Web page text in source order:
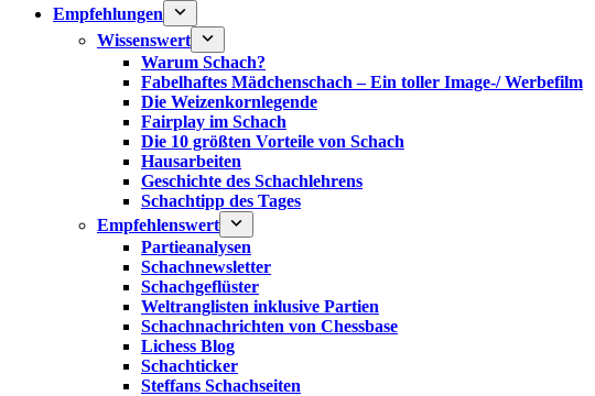
Empfehlungen
Wissenswert
Warum Schach?
Fabelhaftes Mädchenschach – Ein toller Image-/ Werbefilm
Die Weizenkornlegende
Fairplay im Schach
Die 10 größten Vorteile von Schach‎
Hausarbeiten
Geschichte des Schachlehrens
Schachtipp des Tages
Empfehlenswert
Partieanalysen
Schachnewsletter
Schachgeflüster
Weltranglisten inklusive Partien
Schachnachrichten von Chessbase
Lichess Blog
Schachticker
Steffans Schachseiten